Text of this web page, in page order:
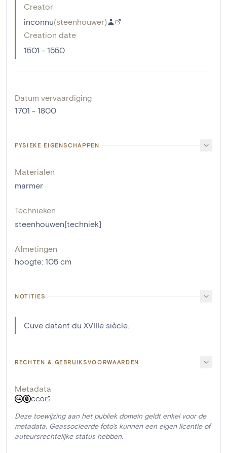
Creator
inconnu(steenhouwer)
Creation date
1501 - 1550
Datum vervaardiging
1701 - 1800
FYSIEKE EIGENSCHAPPEN
Materialen
marmer
Technieken
steenhouwen[techniek]
Afmetingen
hoogte: 105 cm
NOTITIES
Cuve datant du XVIIIe siècle.
RECHTEN & GEBRUIKSVOORWAARDEN
Metadata
CC0
Deze toewijzing aan het publiek domein geldt enkel voor de
metadata. Geassocieerde foto's kunnen een eigen licentie of
auteursrechtelijke status hebben.